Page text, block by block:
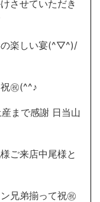
させていただき
の楽しい宴(^▽^)/
㊗(^^♪
まで感謝 日当山
ご来店中尾様と
兄弟揃って祝㊗